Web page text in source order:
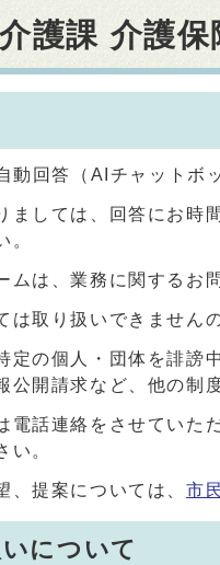
介護課 介護
動回答（AIチャットボ
ましては、回答にお時
。
ムは、業務に関するお
は取り扱いできません
定の個人・団体を誹謗
公開請求など、他の制
電話連絡をさせていた
い。
、提案については、 市
について